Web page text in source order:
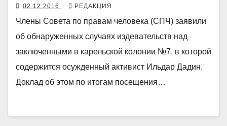
02.12.2016 РЕДАКЦИЯ
Члены Совета по правам человека (СПЧ) заявили
об обнаруженных случаях издевательств над
заключенными в карельской колонии №7, в которой
содержится осужденный активист Ильдар Дадин.
Доклад об этом по итогам посещения…